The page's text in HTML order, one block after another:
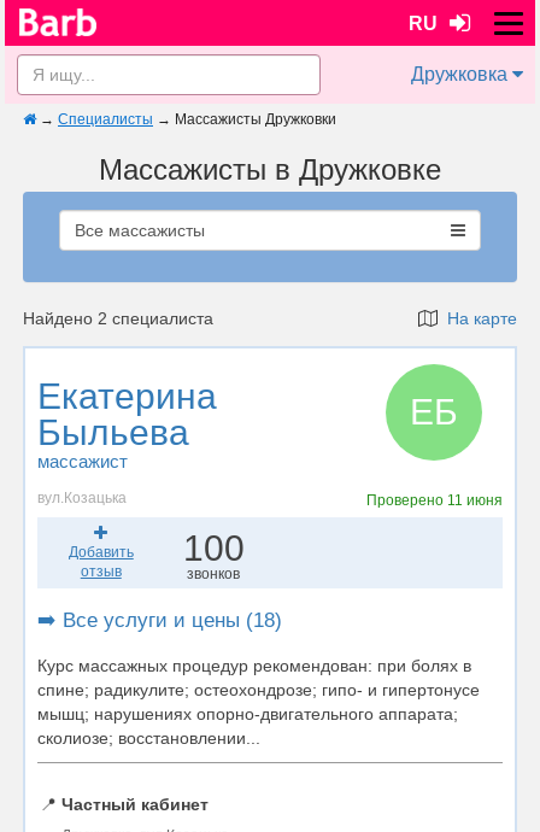
RU
Дружковка
→ Специалисты → Массажисты Дружковки
Массажисты в Дружковке
Все массажисты
Найдено 2 специалиста На карте
Екатерина
Быльева
массажист
ЕБ
вул.Козацька Проверено 11 июня
Добавить
отзыв
100
звонков
➡️ Все услуги и цены (18)
Курс массажных процедур рекомендован: при болях в
спине; радикулите; остеохондрозе; гипо- и гипертонусе
мышц; нарушениях опорно-двигательного аппарата;
сколиозе; восстановлении...
📍 Частный кабинет